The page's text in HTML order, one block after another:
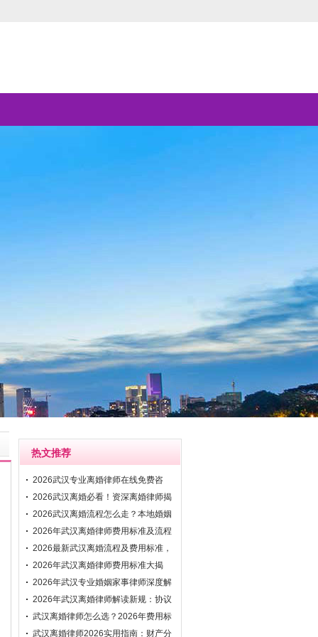
热文推荐
2026武汉专业离婚律师在线免费咨
询：快速解
2026武汉离婚必看！资深离婚律师揭
秘财产分
2026武汉离婚流程怎么走？本地婚姻
家事律师
2026年武汉离婚律师费用标准及流程
解析：资
2026最新武汉离婚流程及费用标准，
专业武汉
2026年武汉离婚律师费用标准大揭
秘！附协议
2026年武汉专业婚姻家事律师深度解
析离婚程
2026年武汉离婚律师解读新规：协议
与诉讼离
武汉离婚律师怎么选？2026年费用标
准与律所
武汉离婚律师2026实用指南：财产分